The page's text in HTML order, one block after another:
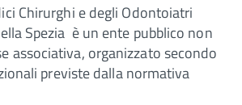
Chirurghi e degli Odontoiatri
Spezia è un ente pubblico non
associativa, organizzato secondo
previste dalla normativa